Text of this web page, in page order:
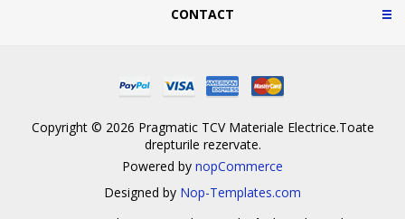
CONTACT
Copyright © 2026 Pragmatic TCV Materiale Electrice.Toate
drepturile rezervate.
Powered by nopCommerce
Designed by Nop-Templates.com